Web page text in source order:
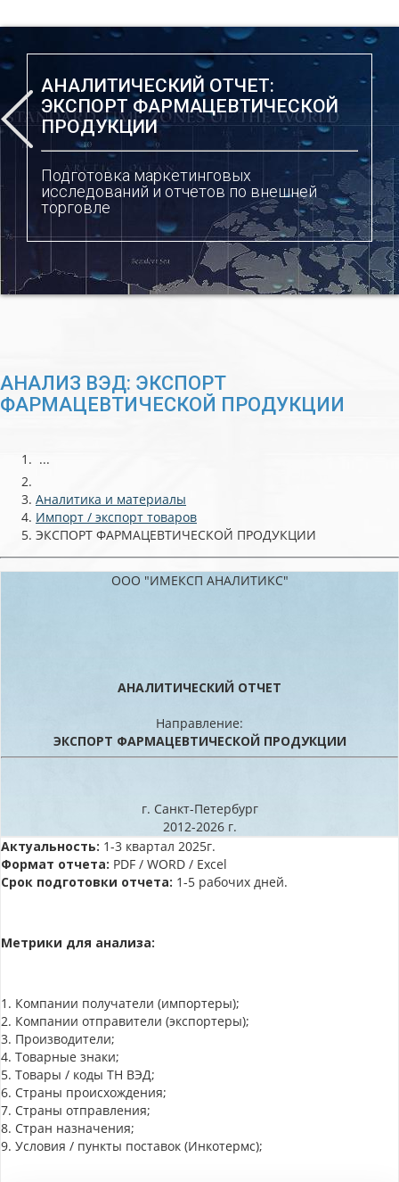
АНАЛИТИЧЕСКИЙ ОТЧЕТ:
ЭКСПОРТ ФАРМАЦЕВТИЧЕСКОЙ
ПРОДУКЦИИ
Подготовка маркетинговых
исследований и отчетов по внешней
торговле
АНАЛИЗ ВЭД: ЭКСПОРТ
ФАРМАЦЕВТИЧЕСКОЙ ПРОДУКЦИИ
...
Аналитика и материалы
Импорт / экспорт товаров
ЭКСПОРТ ФАРМАЦЕВТИЧЕСКОЙ ПРОДУКЦИИ
ООО "ИМЕКСП АНАЛИТИКС"
АНАЛИТИЧЕСКИЙ ОТЧЕТ
Направление:
ЭКСПОРТ ФАРМАЦЕВТИЧЕСКОЙ ПРОДУКЦИИ
г. Санкт-Петербург
2012-2026 г.
Актуальность: 1-3 квартал 2025г.
Формат отчета: PDF / WORD / Excel
Срок подготовки отчета: 1-5 рабочих дней.
Метрики для анализа:
1. Компании получатели (импортеры);
2. Компании отправители (экспортеры);
3. Производители;
4. Товарные знаки;
5. Товары / коды ТН ВЭД;
6. Страны происхождения;
7. Страны отправления;
8. Стран назначения;
9. Условия / пункты поставок (Инкотермс);